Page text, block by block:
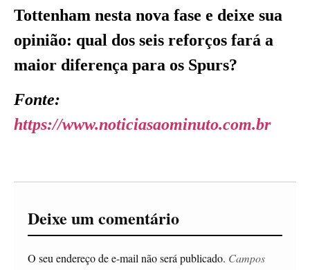
Tottenham nesta nova fase e deixe sua
opinião: qual dos seis reforços fará a
maior diferença para os Spurs?
Fonte:
https://www.noticiasaominuto.com.br
Deixe um comentário
O seu endereço de e-mail não será publicado. Campos